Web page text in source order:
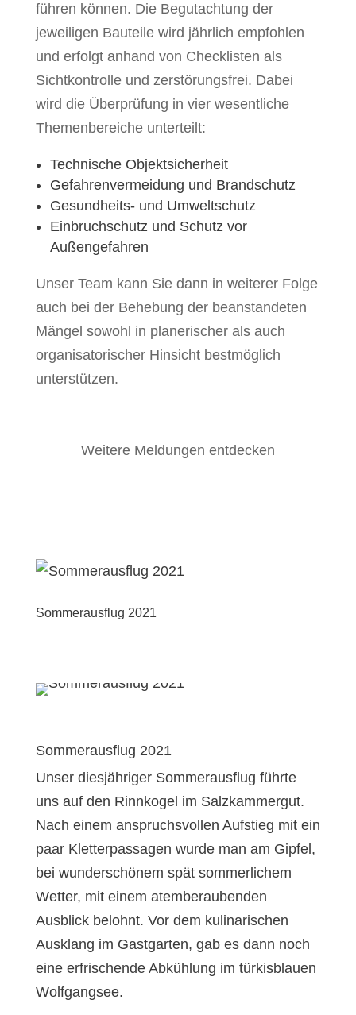
führen können. Die Begutachtung der
jeweiligen Bauteile wird jährlich empfohlen
und erfolgt anhand von Checklisten als
Sichtkontrolle und zerstörungsfrei. Dabei
wird die Überprüfung in vier wesentliche
Themenbereiche unterteilt:
Technische Objektsicherheit
Gefahrenvermeidung und Brandschutz
Gesundheits- und Umweltschutz
Einbruchschutz und Schutz vor
Außengefahren
Unser Team kann Sie dann in weiterer Folge
auch bei der Behebung der beanstandeten
Mängel sowohl in planerischer als auch
organisatorischer Hinsicht bestmöglich
unterstützen.
Weitere Meldungen entdecken
Sommerausflug 2021
Sommerausflug 2021
Unser diesjähriger Sommerausflug führte
uns auf den Rinnkogel im Salzkammergut.
Nach einem anspruchsvollen Aufstieg mit ein
paar Kletterpassagen wurde man am Gipfel,
bei wunderschönem spät sommerlichem
Wetter, mit einem atemberaubenden
Ausblick belohnt. Vor dem kulinarischen
Ausklang im Gastgarten, gab es dann noch
eine erfrischende Abkühlung im türkisblauen
Wolfgangsee.